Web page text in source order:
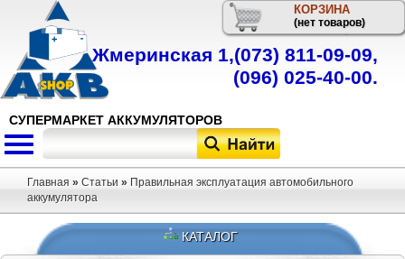
КОРЗИНА
(нет товаров)
СУПЕРМАРКЕТ АККУМУЛЯТОРОВ
Телефон
Жмеринская 1,(073) 811-09-09,
(096) 025-40-00.
Главная » Статьи » Правильная эксплуатация автомобильного
аккумулятора
КАТАЛОГ